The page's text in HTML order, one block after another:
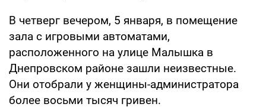
В четверг вечером, 5 января, в помещение
зала с игровыми автоматами,
расположенного на улице Малышка в
Днепровском районе зашли неизвестные.
Они отобрали у женщины-администратора
более восьми тысяч гривен.